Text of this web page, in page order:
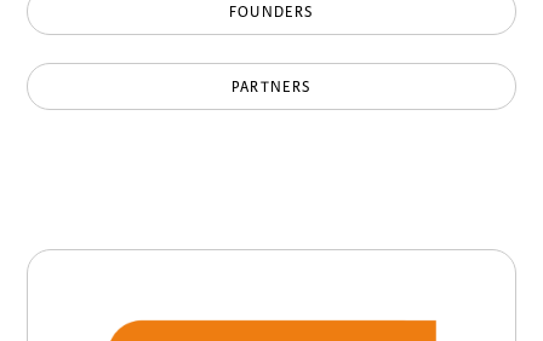
FOUNDERS
PARTNERS